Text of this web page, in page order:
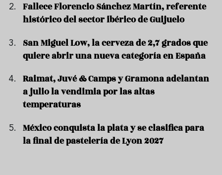
Fallece Florencio Sánchez Martín, referente
histórico del sector ibérico de Guijuelo
San Miguel Low, la cerveza de 2,7 grados que
quiere abrir una nueva categoría en España
Raimat, Juvé & Camps y Gramona adelantan
a julio la vendimia por las altas
temperaturas
México conquista la plata y se clasifica para
la final de pastelería de Lyon 2027